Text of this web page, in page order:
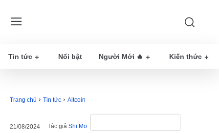
Tin tức Nổi bật Người Mới 🔥 Kiến thức
Trang chủ Tin tức Altcoin
21/08/2024 Tác giả Shi Mo